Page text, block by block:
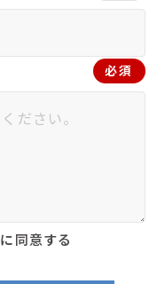
必須
同意する